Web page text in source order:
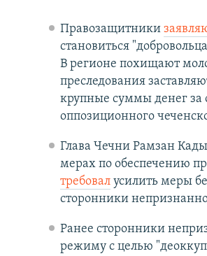
Правозащитники
становиться
В регионе похищают
преследования
крупные суммы денег за
оппозиционного
Глава Чечни Рамзан
мерах по обеспечению
требовалусилить меры
сторонники
Ранее сторонники
режиму с целью